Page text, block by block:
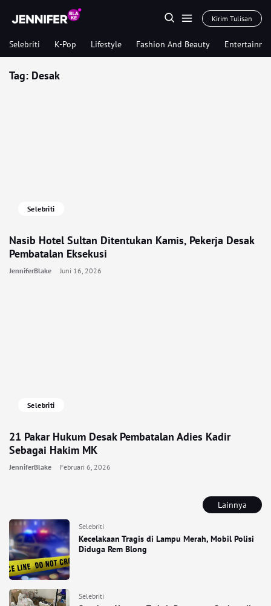
Kirim Tulisan
Selebriti K-Pop Lifestyle Fashion And Beauty
Lainnya
Selebriti
Kecelakaan Tragis di Lampu Merah, Mobil Polisi
Diduga Rem Blong
Selebriti
Tag: Desak
Selebriti
Nasib Hotel Sultan Ditentukan Kamis, Pekerja Desak
Pembatalan Eksekusi
JenniferBlake Juni 16, 2026
Selebriti
21 Pakar Hukum Desak Pembatalan Adies Kadir
Sebagai Hakim MK
JenniferBlake Februari 6, 2026